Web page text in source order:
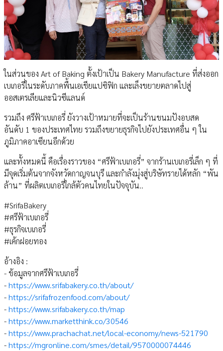
ในส่วนของ Art of Baking ตั้งเป้าเป็น Bakery Manufacture ที่ส่งออก
เบเกอรี่ในระดับภาคพื้นเอเชียแปซิฟิก และเล็งขยายตลาดไปสู่
ออสเตรเลียและนิวซีแลนด์
รวมถึง ศรีฟ้าเบเกอรี่ ยังวางเป้าหมายที่จะเป็นร้านขนมปังอบสด
อันดับ 1 ของประเทศไทย รวมถึงขยายธุรกิจไปยังประเทศอื่น ๆ ใน
ภูมิภาคอาเซียนอีกด้วย
และทั้งหมดนี้ คือเรื่องราวของ “ศรีฟ้าเบเกอรี่” จากร้านเบเกอรี่เล็ก ๆ ที่
มีจุดเริ่มต้นจากจังหวัดกาญจนบุรี และกําลังมุ่งสู่บริษัทรายได้หลัก “พัน
ล้าน” ที่ผลิตเบเกอรี่ใกล้ตัวคนไทยในปัจจุบัน..
#SrifaBakery
#ศรีฟ้าเบเกอรี่
#ธุรกิจเบเกอรี่
#เค้กฝอยทอง
อ้างอิง :
- ข้อมูลจากศรีฟ้าเบเกอรี่
-https://www.srifabakery.co.th/about/
-https://srifafrozenfood.com/about/
-https://www.srifabakery.co.th/map
-https://www.marketthink.co/30546
-https://www.prachachat.net/local-economy/news-521790
-https://mgronline.com/smes/detail/9570000074446